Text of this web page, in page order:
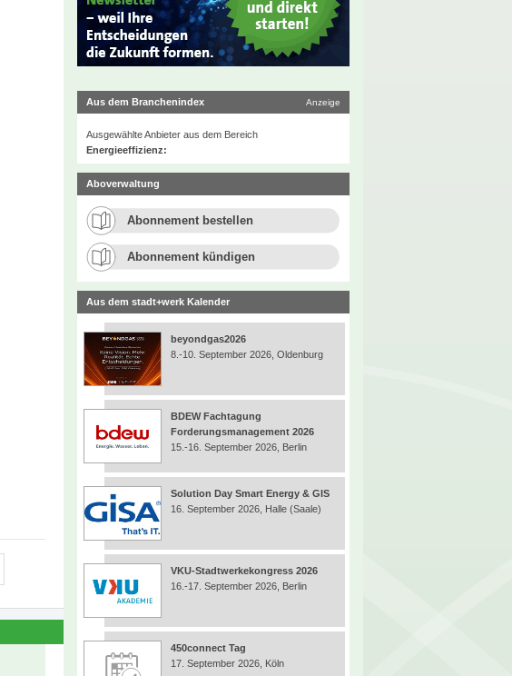
Aus dem Branchenindex Anzeige
Ausgewählte Anbieter aus dem Bereich
Energieeffizienz:
Aboverwaltung
Abonnement bestellen
Abonnement kündigen
Aus dem stadt+werk Kalender
beyondgas2026
8.-10. September 2026, Oldenburg
BDEW Fachtagung
Forderungsmanagement 2026
15.-16. September 2026, Berlin
Solution Day Smart Energy & GIS
16. September 2026, Halle (Saale)
VKU-Stadtwerkekongress 2026
16.-17. September 2026, Berlin
450connect Tag
17. September 2026, Köln